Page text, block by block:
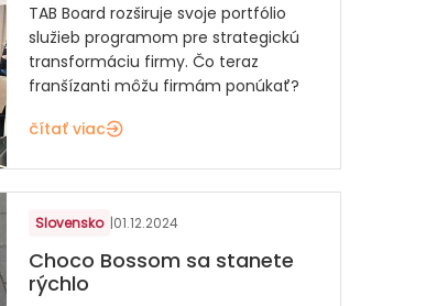
TAB Board rozširuje svoje portfólio
služieb programom pre strategickú
transformáciu firmy. Čo teraz
franšízanti môžu firmám ponúkať?
čítať viac
Slovensko |01.12.2024
Choco Bossom sa stanete
rýchlo